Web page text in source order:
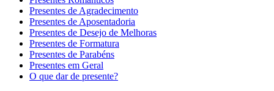
Presentes de Agradecimento
Presentes de Aposentadoria
Presentes de Desejo de Melhoras
Presentes de Formatura
Presentes de Parabéns
Presentes em Geral
O que dar de presente?